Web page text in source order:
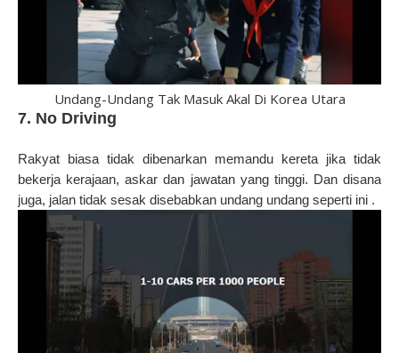
Undang-Undang Tak Masuk Akal Di Korea Utara
7. No Driving
Rakyat biasa tidak dibenarkan memandu kereta jika tidak
bekerja kerajaan, askar dan jawatan yang tinggi. Dan disana
juga, jalan tidak sesak disebabkan undang undang seperti ini .